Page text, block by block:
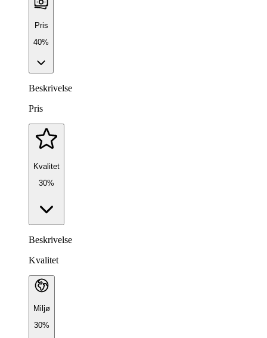
Pris
40%
Beskrivelse
Pris
Kvalitet
30%
Beskrivelse
Kvalitet
Miljø
30%